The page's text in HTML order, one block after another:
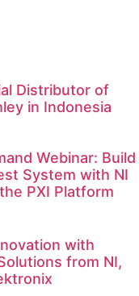
Distributor of
in Indonesia
Webinar: Build
System with NI
PXI Platform
with
from NI,